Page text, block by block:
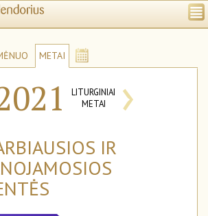
METAI
LITURGINIAI
METAI
›
IR